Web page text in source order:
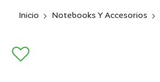
Inicio Notebooks Y Accesorios